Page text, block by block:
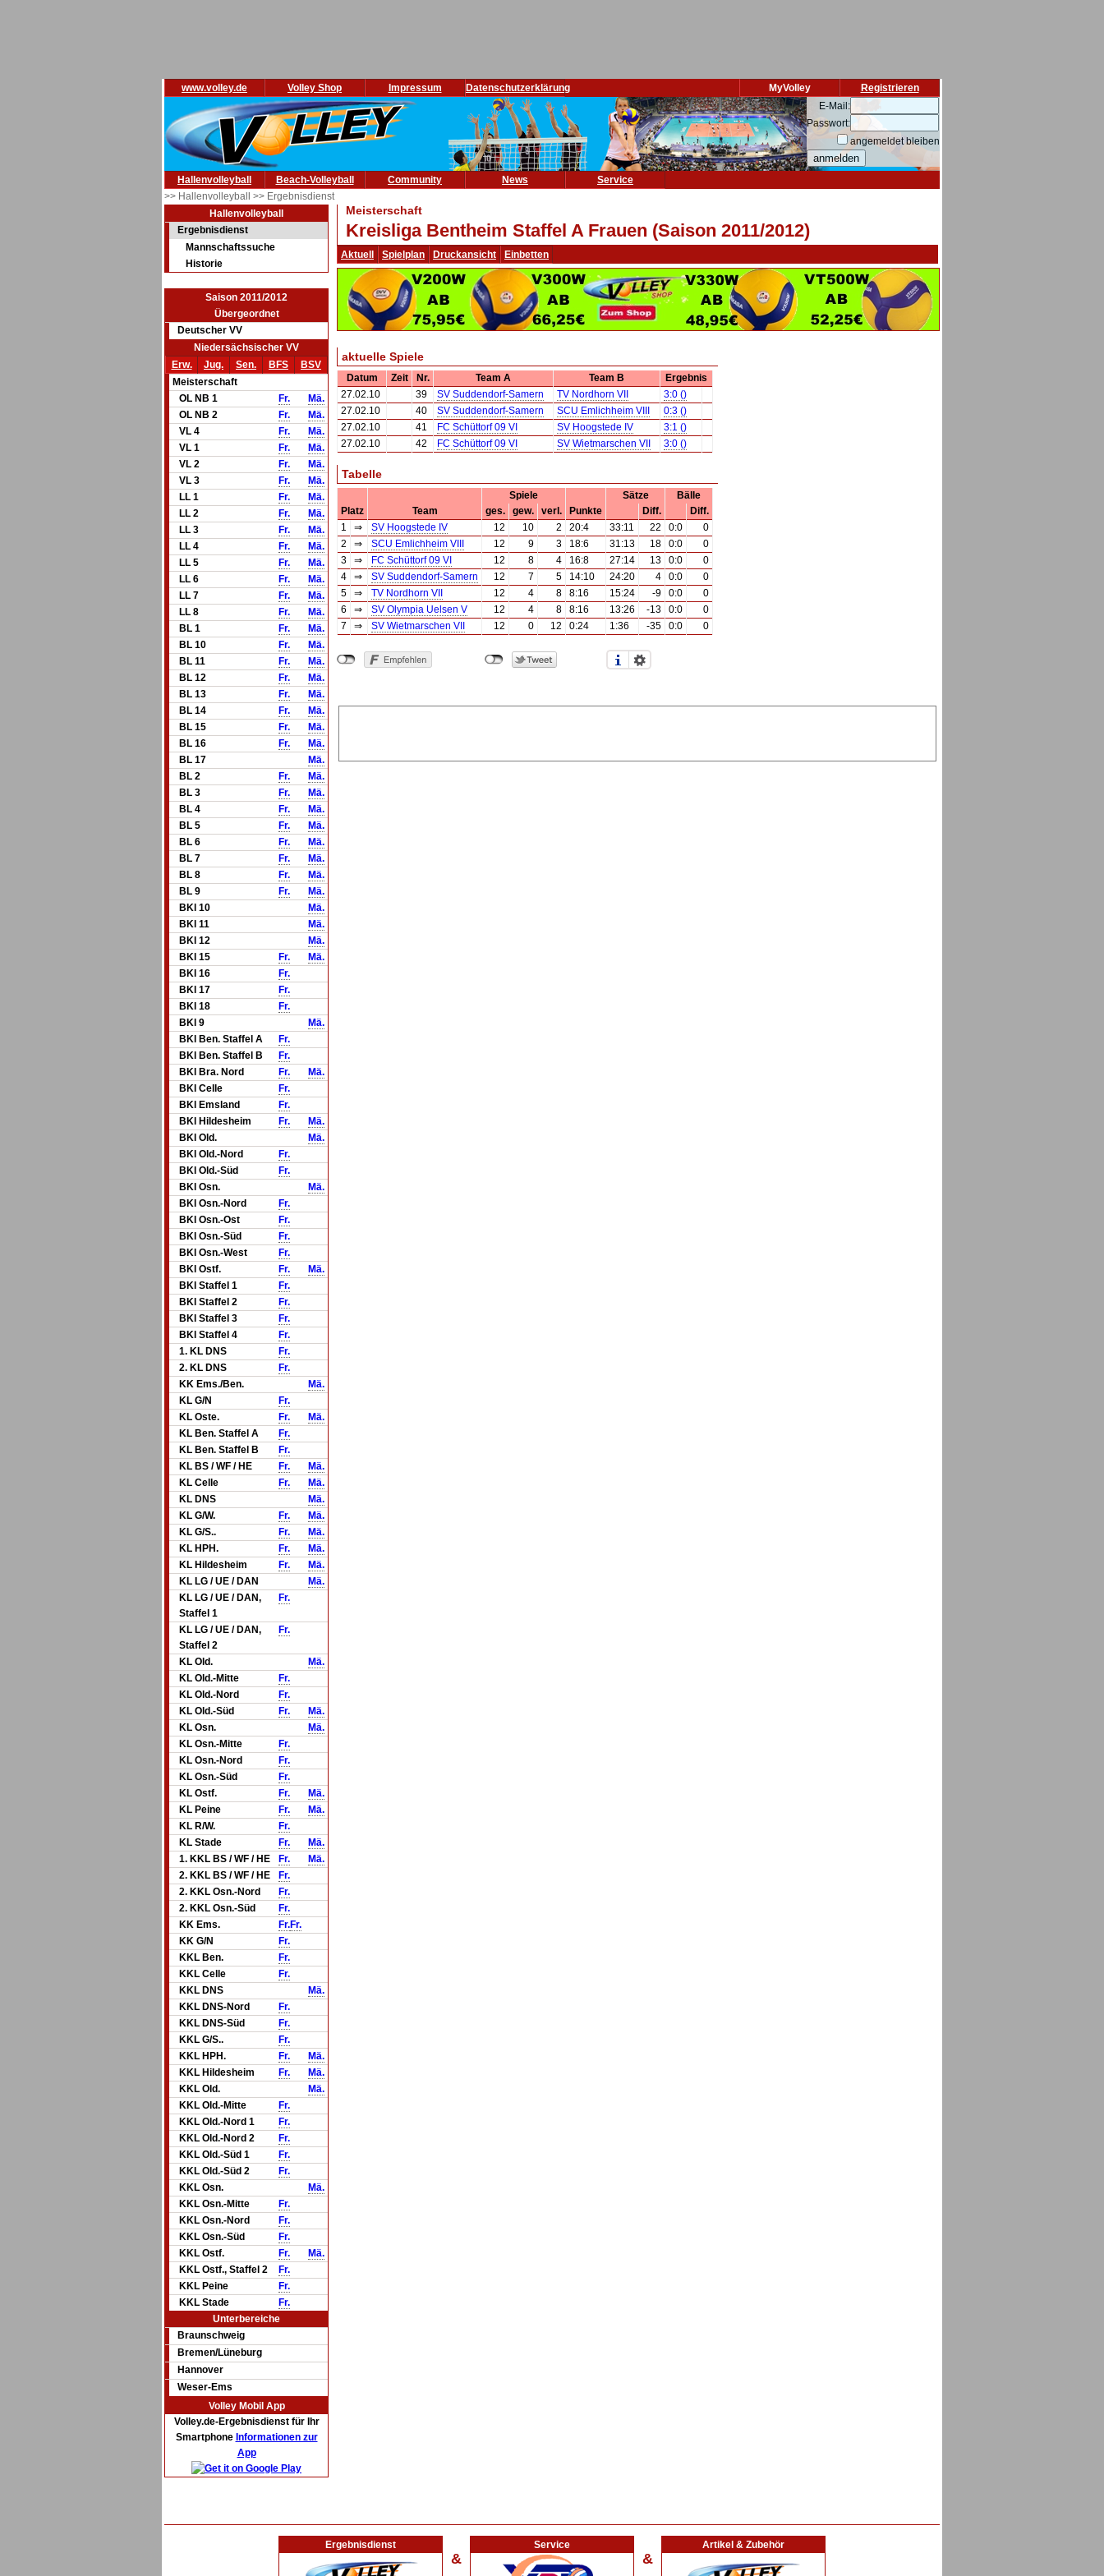
www.volley.de Volley Shop Impressum Datenschutzerklärung Registrieren
MyVolley
E-Mail:
Passwort:
angemeldet bleiben
Hallenvolleyball Beach-Volleyball Community News
Service
>> Hallenvolleyball >> Ergebnisdienst
Hallenvolleyball
Ergebnisdienst
Mannschaftssuche
Historie
Saison 2011/2012
Übergeordnet
Deutscher VV
Niedersächsischer VV
Erw.
Jug. Sen. BFS
BSV
Meisterschaft
OL NB 1
Fr.
Mä.
OL NB 2
Fr.
Mä.
VL 4
Fr.
Mä.
VL 1
Fr.
Mä.
VL 2
Fr.
Mä.
VL 3
Fr.
Mä.
LL 1
Fr.
Mä.
LL 2
Fr.
Mä.
LL 3
Fr.
Mä.
LL 4
Fr.
Mä.
LL 5
Fr.
Mä.
LL 6
Fr.
Mä.
LL 7
Fr.
Mä.
LL 8
Fr.
Mä.
BL 1
Fr.
Mä.
BL 10
Fr.
Mä.
BL 11
Fr.
Mä.
BL 12
Fr.
Mä.
BL 13
Fr.
Mä.
BL 14
Fr.
Mä.
BL 15
Fr.
Mä.
BL 16
Fr.
Mä.
BL 17
Mä.
BL 2
Fr.
Mä.
BL 3
Fr.
Mä.
BL 4
Fr.
Mä.
BL 5
Fr.
Mä.
BL 6
Fr.
Mä.
BL 7
Fr.
Mä.
BL 8
Fr.
Mä.
BL 9
Fr.
Mä.
BKl 10
Mä.
BKl 11
Mä.
BKl 12
Mä.
BKl 15
Fr.
Mä.
BKl 16
Fr.
BKl 17
Fr.
BKl 18
Fr.
BKl 9
Mä.
BKl Ben. Staffel A
Fr.
BKl Ben. Staffel B
Fr.
BKl Bra. Nord
Fr.
Mä.
BKl Celle
Fr.
BKl Emsland
Fr.
BKl Hildesheim
Fr.
Mä.
BKl Old.
Mä.
BKl Old.-Nord
Fr.
BKl Old.-Süd
Fr.
BKl Osn.
Mä.
BKl Osn.-Nord
Fr.
BKl Osn.-Ost
Fr.
BKl Osn.-Süd
Fr.
BKl Osn.-West
Fr.
BKl Ostf.
Fr.
Mä.
BKl Staffel 1
Fr.
BKl Staffel 2
Fr.
BKl Staffel 3
Fr.
BKl Staffel 4
Fr.
1. KL DNS
Fr.
2. KL DNS
Fr.
KK Ems./Ben.
Mä.
KL G/N
Fr.
KL Oste.
Fr.
Mä.
KL Ben. Staffel A
Fr.
KL Ben. Staffel B
Fr.
KL BS / WF / HE
Fr.
Mä.
KL Celle
Fr.
Mä.
KL DNS
Mä.
KL G/W.
Fr.
Mä.
KL G/S..
Fr.
Mä.
KL HPH.
Fr.
Mä.
KL Hildesheim
Fr.
Mä.
KL LG / UE / DAN
Mä.
KL LG / UE / DAN,
Staffel 1
Fr.
KL LG / UE / DAN,
Staffel 2
Fr.
KL Old.
Mä.
KL Old.-Mitte
Fr.
KL Old.-Nord
Fr.
KL Old.-Süd
Fr.
Mä.
KL Osn.
Mä.
KL Osn.-Mitte
Fr.
KL Osn.-Nord
Fr.
KL Osn.-Süd
Fr.
KL Ostf.
Fr.
Mä.
KL Peine
Fr.
Mä.
KL R/W.
Fr.
KL Stade
Fr.
Mä.
1. KKL BS / WF / HE
Fr.
Mä.
2. KKL BS / WF / HE
Fr.
2. KKL Osn.-Nord
Fr.
2. KKL Osn.-Süd
Fr.
KK Ems.
Fr.Fr.
KK G/N
Fr.
KKL Ben.
Fr.
KKL Celle
Fr.
KKL DNS
Mä.
KKL DNS-Nord
Fr.
KKL DNS-Süd
Fr.
KKL G/S..
Fr.
KKL HPH.
Fr.
Mä.
KKL Hildesheim
Fr.
Mä.
KKL Old.
Mä.
KKL Old.-Mitte
Fr.
KKL Old.-Nord 1
Fr.
KKL Old.-Nord 2
Fr.
KKL Old.-Süd 1
Fr.
KKL Old.-Süd 2
Fr.
KKL Osn.
Mä.
KKL Osn.-Mitte
Fr.
KKL Osn.-Nord
Fr.
KKL Osn.-Süd
Fr.
KKL Ostf.
Fr.
Mä.
KKL Ostf., Staffel 2
Fr.
KKL Peine
Fr.
KKL Stade
Fr.
Unterbereiche
Braunschweig
Bremen/Lüneburg
Hannover
Weser-Ems
Volley Mobil App
Volley.de-Ergebnisdienst für Ihr
Smartphone Informationen zur
App
Meisterschaft
Kreisliga Bentheim Staffel A Frauen (Saison 2011/2012)
Aktuell Spielplan Druckansicht Einbetten
aktuelle Spiele
Datum Zeit Nr. Team A Team B
Ergebnis
27.02.10
39 SV Suddendorf-Samern TV Nordhorn VII
3:0 ()
27.02.10
40 SV Suddendorf-Samern SCU Emlichheim VIII
0:3 ()
27.02.10
41 FC Schüttorf 09 VI SV Hoogstede IV
3:1 ()
27.02.10
42 FC Schüttorf 09 VI SV Wietmarschen VII 3:0 ()
Tabelle
Spiele Sätze
Bälle
Platz
Team ges. gew. verl. Punkte Diff.
Diff.
1
⇒ SV Hoogstede IV 12 10 2 20:4 33:11 22 0:0
0
2
⇒ SCU Emlichheim VIII 12 9 3 18:6 31:13 18 0:0
0
3
⇒ FC Schüttorf 09 VI 12 8 4 16:8 27:14 13 0:0
0
4
⇒ SV Suddendorf-Samern 12 7 5 14:10 24:20 4 0:0
0
5
⇒ TV Nordhorn VII 12 4 8 8:16 15:24 -9 0:0
0
6
⇒ SV Olympia Uelsen V 12 4 8 8:16 13:26 -13 0:0
0
7
⇒ SV Wietmarschen VII 12 0 12 0:24 1:36 -35 0:0 0
Ergebnisdienst
&
Service
&
Artikel & Zubehör